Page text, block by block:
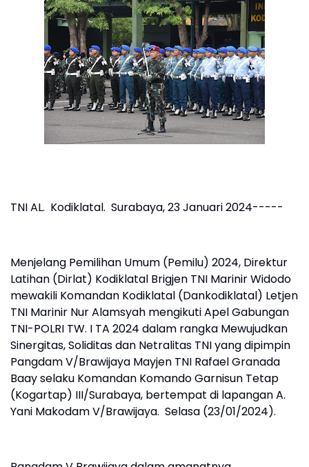
TNI AL. Kodiklatal. Surabaya, 23 Januari 2024-----
Menjelang Pemilihan Umum (Pemilu) 2024, Direktur
Latihan (Dirlat) Kodiklatal Brigjen TNI Marinir Widodo
mewakili Komandan Kodiklatal (Dankodiklatal) Letjen
TNI Marinir Nur Alamsyah mengikuti Apel Gabungan
TNI-POLRI TW. I TA 2024 dalam rangka Mewujudkan
Sinergitas, Soliditas dan Netralitas TNI yang dipimpin
Pangdam V/Brawijaya Mayjen TNI Rafael Granada
Baay selaku Komandan Komando Garnisun Tetap
(Kogartap) III/Surabaya, bertempat di lapangan A.
Yani Makodam V/Brawijaya. Selasa (23/01/2024).